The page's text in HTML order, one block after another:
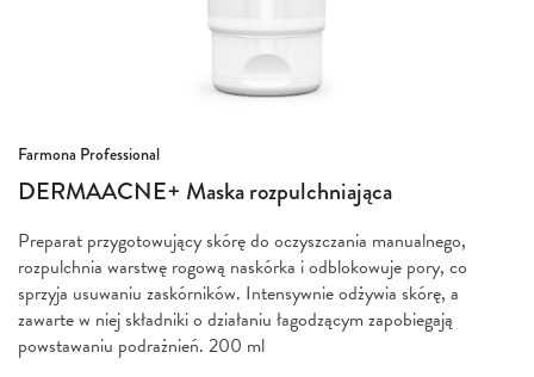
Farmona Professional
DERMAACNE+ Maska rozpulchniająca
Preparat przygotowujący skórę do oczyszczania manualnego,
rozpulchnia warstwę rogową naskórka i odblokowuje pory, co
sprzyja usuwaniu zaskórników. Intensywnie odżywia skórę, a
zawarte w niej składniki o działaniu łagodzącym zapobiegają
powstawaniu podrażnień. 200 ml
Przejdź
na
początek